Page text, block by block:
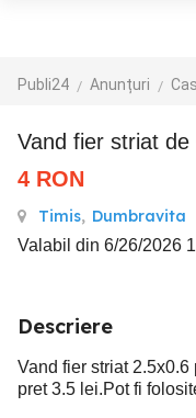
Publi24 Anunțuri
Vand fier striat
4 RON
Timis, Dumbravita
Valabil din 6/26/2026
Descriere
Vand fier striat
pret 3.5 lei.Pot fi